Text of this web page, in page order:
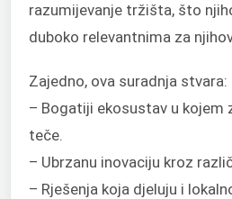
razumijevanje tržišta, što
duboko relevantnima za
Zajedno, ova suradnja stvara:
– Bogatiji ekosustav u kojem
teče.
– Ubrzanu inovaciju kroz
– Rješenja koja djeluju i